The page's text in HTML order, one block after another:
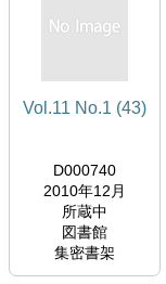
Vol.11 No.1 (43)
D000740
2010年12月
所蔵中
図書館
集密書架